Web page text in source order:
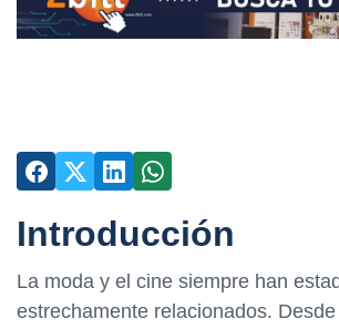
Introducción
La moda y el cine siempre han
estrechamente relacionados. Desde